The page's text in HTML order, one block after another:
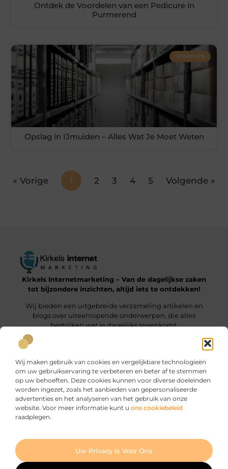
Wij maken gebruik van cookies en vergelijkbare technologieën
om uw gebruikservaring te verbeteren en beter af te stemmen
op uw behoeften. Deze cookies kunnen voor diverse doeleinden
worden ingezet, zoals het aanbieden van gepersonaliseerde
advertenties en het analyseren van het gebruik van onze
website. Voor meer informatie kunt u ons cookiebeleid
raadplegen.
Uw Privacy Is Voor Ons Ga Naar
Ontdek de Voordelen van een Pedicure in
Purmerend
WINKELEN
Opslag in IJmuiden – Alles Wat Je Moet Weten
« Vorige 1 2 3 4 5 Volgende »
Kirkels Internetmarketing – Van de dagelijkse zaken
tot bijzondere inzichten, altijd iets te ontdekken!
Wij bieden een uitgebreide verzameling artikelen en
blogs over uiteenlopende onderwerpen, die alles
bestrijken wat je dagelijks tegenkomt.
Onze informatie
Bericht categorie
Website index
Cookiebeleid (EU)